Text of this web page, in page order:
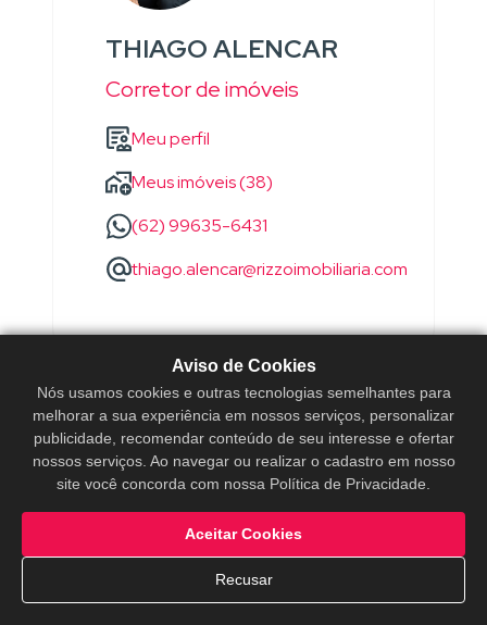
THIAGO ALENCAR
Corretor de imóveis
Meu perfil
Meus imóveis (38)
(62) 99635-6431
thiago.alencar@rizzoimobiliaria.com
WANDERSON
SOARES
Aviso de Cookies
Nós usamos cookies e outras tecnologias semelhantes para
melhorar a sua experiência em nossos serviços, personalizar
publicidade, recomendar conteúdo de seu interesse e ofertar
nossos serviços. Ao navegar ou realizar o cadastro em nosso
site você concorda com nossa Política de Privacidade.
Recusar
Aceitar Cookies